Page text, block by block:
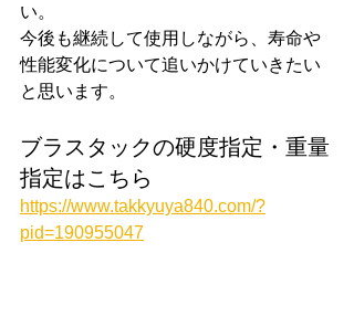
い。
今後も継続して使用しながら、寿命や
性能変化について追いかけていきたい
と思います。
ブラスタックの硬度指定・重量
指定はこちら
https://www.takkyuya840.com/?
pid=190955047